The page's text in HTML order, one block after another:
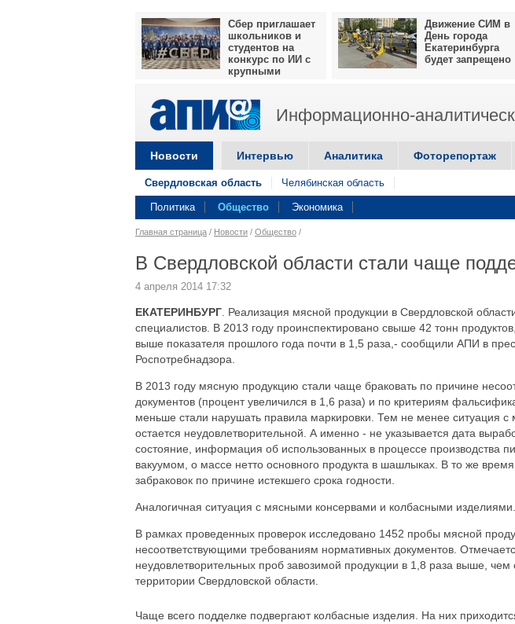
Сбер приглашает
школьников и
студентов на
конкурс по ИИ с
крупными
Движение СИМ в
День города
Екатеринбурга
будет запрещено
Информационно-
Новости Интервью Аналитика Фоторепортаж
Свердловская область Челябинская область
Политика Общество Экономика
Главная страница / Новости / Общество /
В Свердловской области стали чаще
4 апреля 2014 17:32
ЕКАТЕРИНБУРГ . Реализация мясной продукции в Свердловской
специалистов. В 2013 году проинспектировано свыше 42 тонн
выше показателя прошлого года почти в 1,5 раза,- сообщили АПИ в
Роспотребнадзора.
В 2013 году мясную продукцию стали чаще браковать по причине
документов (процент увеличился в 1,6 раза) и по критериям
меньше стали нарушать правила маркировки. Тем не менее ситуация с
остается неудовлетворительной. А именно - не указывается дата
состояние, информация об использованных в процессе производства
вакуумом, о массе нетто основного продукта в шашлыках. В то же
забраковок по причине истекшего срока годности.
Аналогичная ситуация с мясными консервами и колбасными изделиями.
В рамках проведенных проверок исследовано 1452 пробы мясной
несоответствующими требованиям нормативных документов.
неудовлетворительных проб завозимой продукции в 1,8 раза выше, чем
территории Свердловской области.
Чаще всего подделке подвергают колбасные изделия. На них